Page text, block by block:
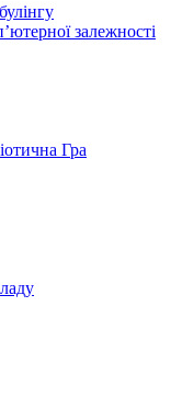
залежності
Гра